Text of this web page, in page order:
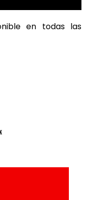
en todas las